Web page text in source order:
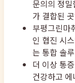
문의의 정
가 결합된
부평그린마
인 협진 시
는 통합 솔
더 이상 통
건강하고